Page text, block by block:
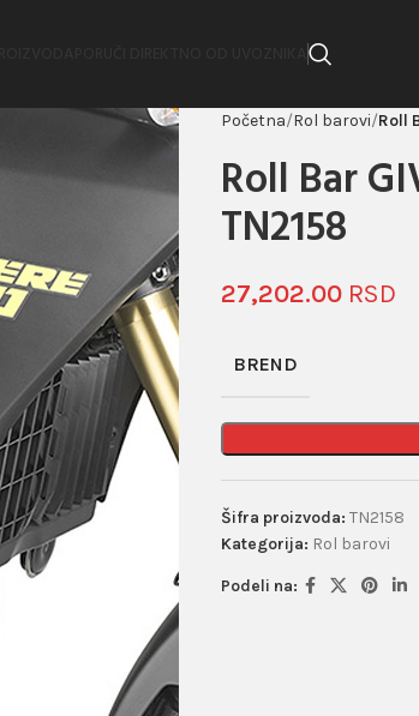
Početna Rol barovi Roll
Roll Bar
TN2158
27,202.00
BREND
Šifra proizvoda: TN2158
Kategorija: Rol barovi
Podeli na: